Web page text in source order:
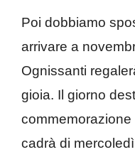
Poi dobbiamo
arrivare a
Ognissanti
gioia. Il giorno
cadrà di